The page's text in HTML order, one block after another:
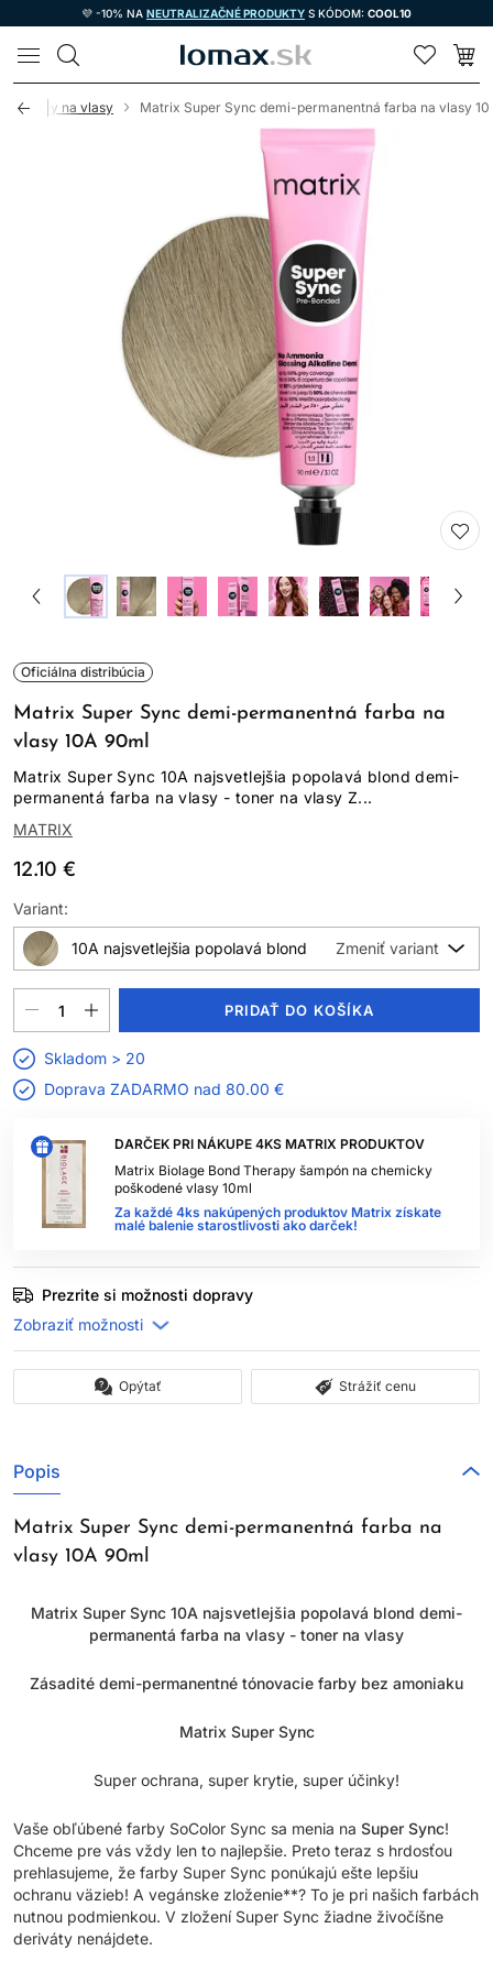
💜 -10% NA NEUTRALIZAČNÉ PRODUKTY S KÓDOM: COOL10
LOMAX
farby na vlasy Matrix Super Sync demi-permanentná farba na vlasy
Oficiálna distribúcia
Matrix Super Sync demi-permanentná farba na
vlasy 10A 90ml
Matrix Super Sync 10A najsvetlejšia popolavá blond demi-
permanentá farba na vlasy - toner na vlasy Z...
MATRIX
12.10 €
DARČEK PRI NÁKUPE 4KS MATRIX PRODUKTOV
Matrix Biolage Bond Therapy šampón na chemicky
poškodené vlasy 10ml
Za každé 4ks nakúpených produktov Matrix získate
malé balenie starostlivosti ako darček!
Variant:
10A najsvetlejšia popolavá blond
PRIDAŤ DO KOŠÍKA
Skladom > 20
Doprava ZADARMO nad 80.00 €
Prezrite si možnosti dopravy
Opýtať Strážiť cenu
Popis
Matrix Super Sync demi-permanentná farba na
vlasy 10A 90ml
Matrix Super Sync 10A najsvetlejšia popolavá blond demi-
permanentá farba na vlasy - toner na vlasy
Zásadité demi-permanentné tónovacie farby bez amoniaku
Matrix Super Sync
Super ochrana, super krytie, super účinky!
Vaše obľúbené farby SoColor Sync sa menia na Super Sync!
Chceme pre vás vždy len to najlepšie. Preto teraz s hrdosťou
prehlasujeme, že farby Super Sync ponúkajú ešte lepšiu
ochranu väzieb! A vegánske zloženie**? To je pri našich farbách
nutnou podmienkou. V zložení Super Sync žiadne živočíšne
deriváty nenájdete.